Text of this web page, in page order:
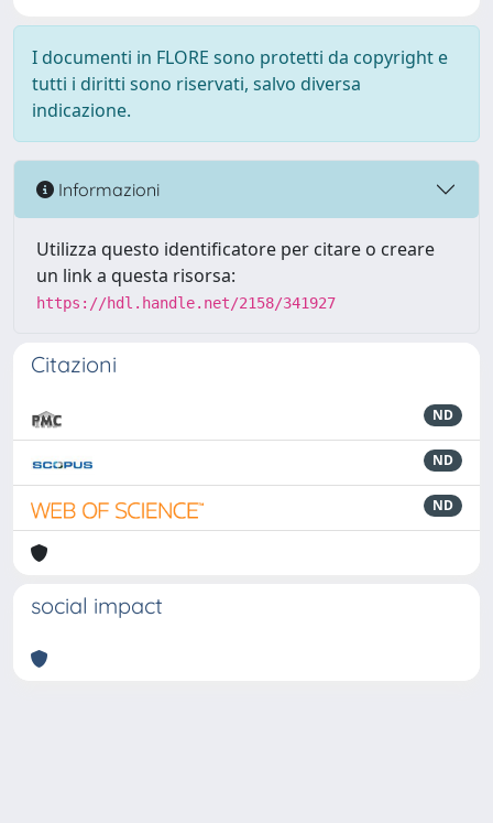
I documenti in FLORE sono protetti da copyright e
tutti i diritti sono riservati, salvo diversa
indicazione.
Informazioni
Utilizza questo identificatore per citare o creare
un link a questa risorsa:
https://hdl.handle.net/2158/341927
Citazioni
ND
ND
ND
social impact